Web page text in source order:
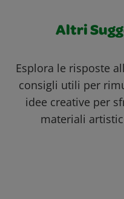
Altri
Esplora le risposte
consigli utili per
idee creative per
materiali